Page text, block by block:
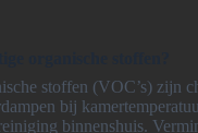
stoffen (VOC’s) zijn
bij
binnenshuis.